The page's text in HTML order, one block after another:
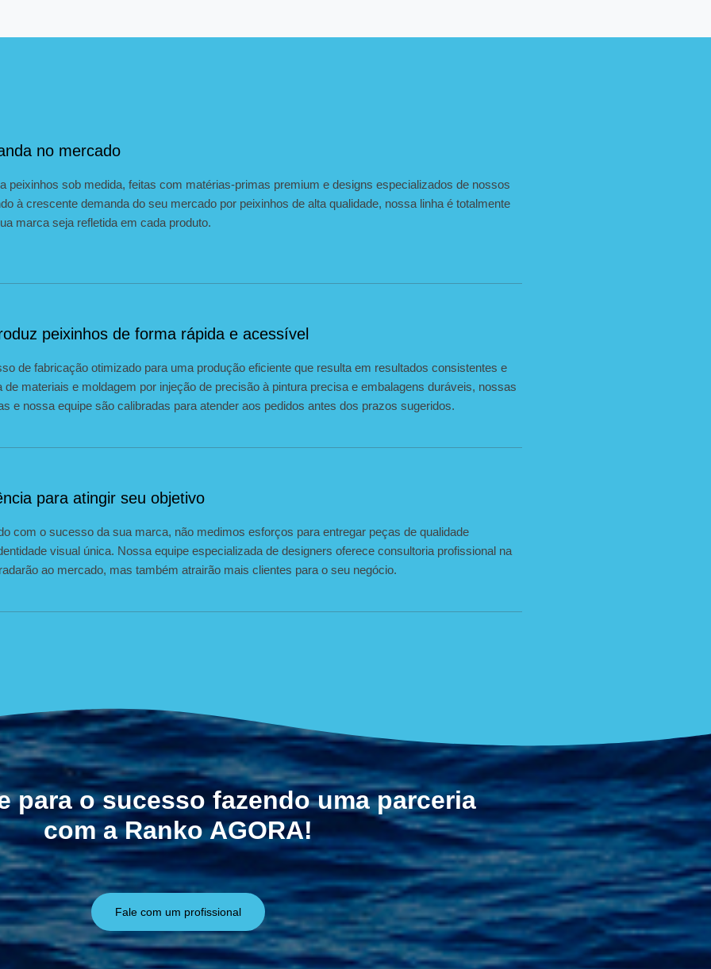
no mercado
peixinhos sob medida, feitas com matérias-primas premium e designs especializados de nossos
à crescente demanda do seu mercado por peixinhos de alta qualidade, nossa linha é totalmente
marca seja refletida em cada produto.
peixinhos de forma rápida e acessível
de fabricação otimizado para uma produção eficiente que resulta em resultados consistentes e
materiais e moldagem por injeção de precisão à pintura precisa e embalagens duráveis, nossas
e nossa equipe são calibradas para atender aos pedidos antes dos prazos sugeridos.
para atingir seu objetivo
com o sucesso da sua marca, não medimos esforços para entregar peças de qualidade
visual única. Nossa equipe especializada de designers oferece consultoria profissional na
ao mercado, mas também atrairão mais clientes para o seu negócio.
para o sucesso fazendo uma parceria
com a Ranko AGORA!
Fale com um profissional